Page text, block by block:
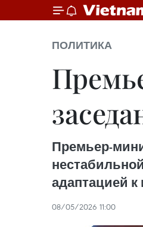
ПОЛИТИКА
Премьер-
адаптацией
08/05/2026 11:00